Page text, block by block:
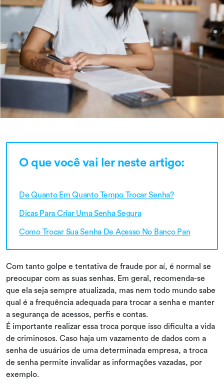
O que você vai ler neste artigo:
De Quanto Em Quanto Tempo Trocar Senha?
Dicas Para Criar Uma Senha Segura
Como Trocar Sua Senha De Acesso No Banco Pan
Com tanto golpe e tentativa de fraude por aí, é normal se
preocupar com as suas senhas. Em geral, recomenda-se
que ela seja sempre atualizada, mas nem todo mundo sabe
qual é a frequência adequada para trocar a senha e manter
a segurança de acessos, perfis e contas.
É importante realizar essa troca porque isso dificulta a vida
de criminosos. Caso haja um vazamento de dados com a
senha de usuários de uma determinada empresa, a troca
de senha permite invalidar as informações vazadas, por
exemplo.